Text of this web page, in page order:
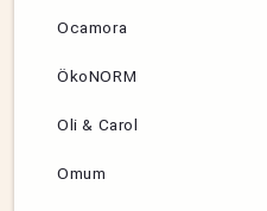
Ocamora
ÖkoNORM
Oli & Carol
Omum